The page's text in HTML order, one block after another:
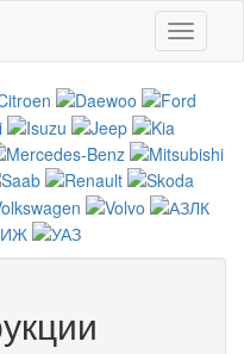
Toggle